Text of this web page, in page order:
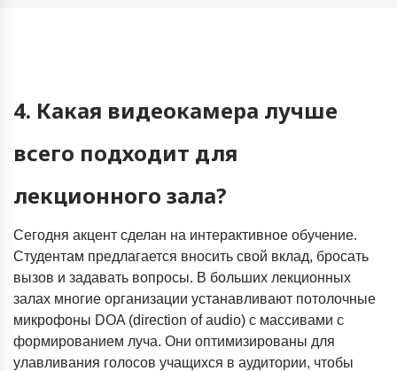
4. Какая видеокамера лучше
всего подходит для
лекционного зала?
Сегодня акцент сделан на интерактивное обучение.
Студентам предлагается вносить свой вклад, бросать
вызов и задавать вопросы. В больших лекционных
залах многие организации устанавливают потолочные
микрофоны DOA (direction of audio) с массивами с
формированием луча. Они оптимизированы для
улавливания голосов учащихся в аудитории, чтобы